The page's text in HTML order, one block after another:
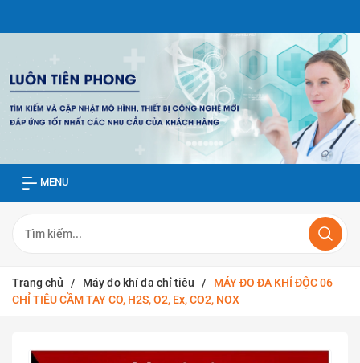
MENU
Trang chủ / Máy đo khí đa chỉ tiêu /
MÁY ĐO ĐA KHÍ ĐỘC 06
CHỈ TIÊU CẦM TAY CO, H2S, O2, Ex, CO2, NOX